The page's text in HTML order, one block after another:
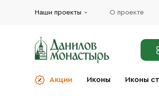
Наши проекты О проекте
Акции Иконы Иконы